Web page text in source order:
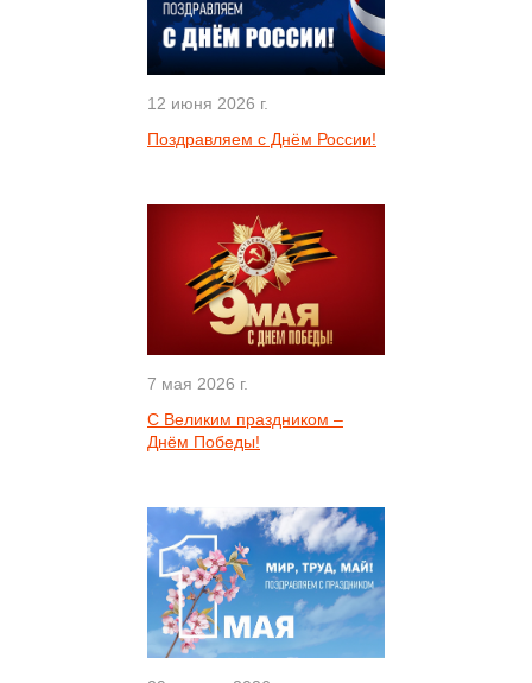
12 июня 2026 г.
Поздравляем с Днём России!
7 мая 2026 г.
С Великим праздником –
Днём Победы!